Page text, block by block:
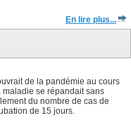
En lire plus...
de la pandémie au cours
se répandait sans
du nombre de cas de
de 15 jours.